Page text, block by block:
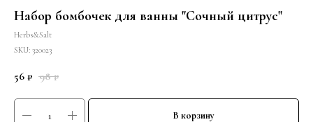
Набор бомбочек для ванны "Сочный цитрус"
Herbs&Salt
SKU: 320023
56 ₽ 98 ₽
В корзину